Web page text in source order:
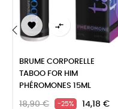
 
BRUME CORPORELLE
TABOO FOR HIM
PHÉROMONES 15ML
18,90 € -25% 14,18 €